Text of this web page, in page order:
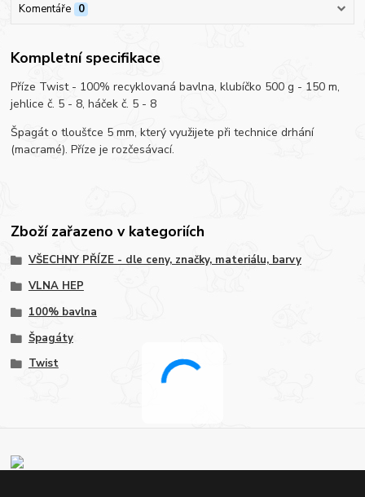
Komentáře 0
Kompletní specifikace
Příze Twist - 100% recyklovaná bavlna, klubíčko 500 g - 150 m,
jehlice č. 5 - 8, háček č. 5 - 8
Špagát o tloušťce 5 mm, který využijete při technice drhání
(macramé). Příze je rozčesávací.
Zboží zařazeno v kategoriích
VŠECHNY PŘÍZE - dle ceny, značky, materiálu, barvy
VLNA HEP
100% bavlna
Špagáty
Twist